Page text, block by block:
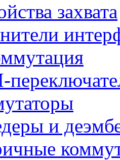
захвата
и